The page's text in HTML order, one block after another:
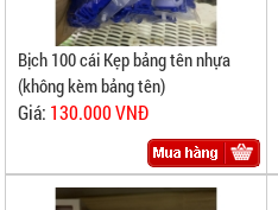
Bịch 100 cái Kẹp bảng tên nhựa
(không kèm bảng tên)
Giá: 130.000 VNĐ